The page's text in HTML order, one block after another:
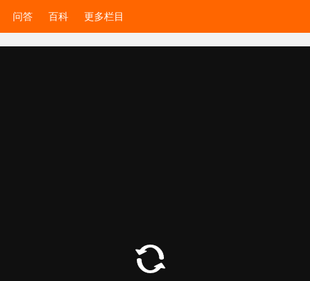
问答 百科 更多栏目